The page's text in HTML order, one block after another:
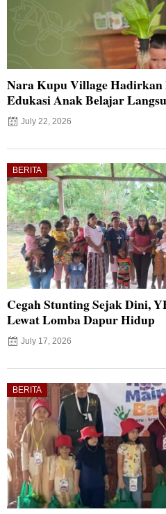
Nara Kupu Village Hadirkan
Edukasi Anak Belajar
July 22, 2026
BERITA
Cegah Stunting Sejak Dini,
Lewat Lomba Dapur Hidup
July 17, 2026
BERITA